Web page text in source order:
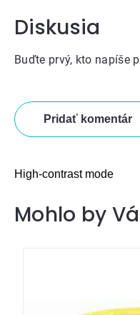
Diskusia
Buďte prvý, kto napíše
Pridať komentár
High-contrast mode
Mohlo by